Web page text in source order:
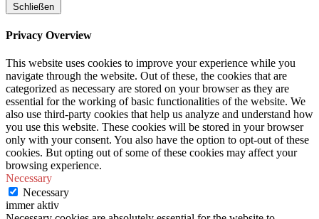
Schließen
Privacy Overview
This website uses cookies to improve your experience while you
navigate through the website. Out of these, the cookies that are
categorized as necessary are stored on your browser as they are
essential for the working of basic functionalities of the website. We
also use third-party cookies that help us analyze and understand how
you use this website. These cookies will be stored in your browser
only with your consent. You also have the option to opt-out of these
cookies. But opting out of some of these cookies may affect your
browsing experience.
Necessary
Necessary
immer aktiv